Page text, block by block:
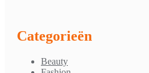
Categorieën
Beauty